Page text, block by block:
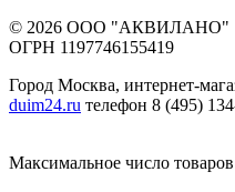
© 2026 ООО "АКВИЛАНО"
ОГРН 1197746155419
Город Москва, интернет-
duim24.ru телефон 8 (495)
Максимальное число